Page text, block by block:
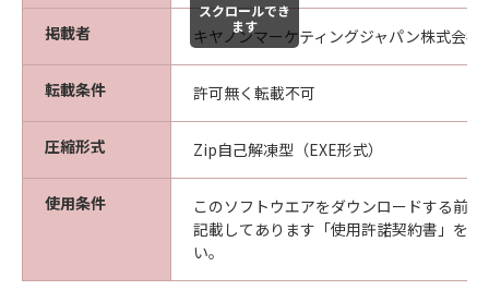
No. I010G017560
掲載者 キヤノンマーケティングジャパン株式会社
転載条件 許可無く転載不可
圧縮形式 Zip自己解凍型（EXE形式）
使用条件
このソフトウエアをダウンロードする前
記載してあります「使用許諾契約書」を
い。
スクロールでき
ます